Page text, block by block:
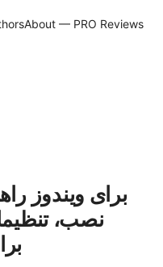
About — PRO Reviews
نصب،